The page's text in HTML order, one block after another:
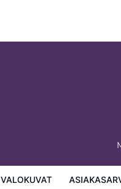
VALOKUVAT